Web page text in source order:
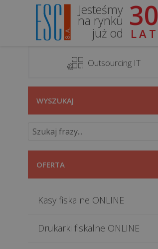
Jesteśmy
na rynku
już od
30
LAT
Outsourcing IT
WYSZUKAJ
OFERTA
Kasy fiskalne ONLINE
Drukarki fiskalne ONLINE